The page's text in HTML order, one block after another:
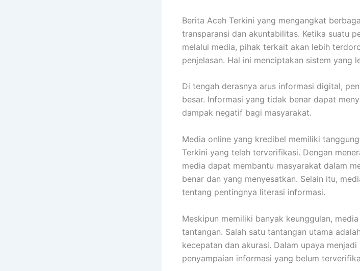
Berita Aceh Terkini yang mengangkat
transparansi dan akuntabilitas. Ketika suatu
melalui media, pihak terkait akan lebih
penjelasan. Hal ini menciptakan sistem yang
Di tengah derasnya arus informasi digital,
besar. Informasi yang tidak benar dapat
dampak negatif bagi masyarakat.
Media online yang kredibel memiliki
Terkini yang telah terverifikasi. Dengan
media dapat membantu masyarakat dalam
benar dan yang menyesatkan. Selain itu,
tentang pentingnya literasi informasi.
Meskipun memiliki banyak keunggulan,
tantangan. Salah satu tantangan utama
kecepatan dan akurasi. Dalam upaya
penyampaian informasi yang belum